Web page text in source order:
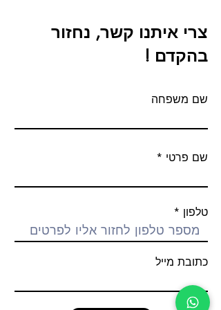
צרי איתנו קשר, נחזור
בהקדם !
שם משפחה
שם פרטי
טלפון
כתובת מייל